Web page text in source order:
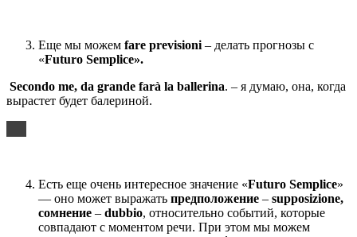
Еще мы можем fare previsioni – делать прогнозы с
«Futuro Semplice».
Secondo me, da grande farà la ballerina. – я думаю, она, когда
вырастет будет балериной.
Есть еще очень интересное значение «Futuro Semplice»
— оно может выражать предположение – supposizione,
сомнение – dubbio, относительно событий, которые
совпадают с моментом речи. При этом мы можем